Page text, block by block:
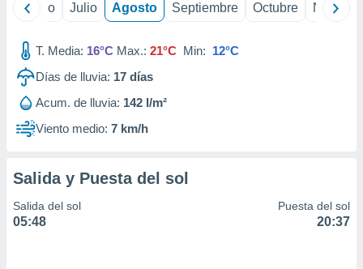
Junio Julio Agosto Septiembre Octubre
T. Media: 16°C Max.: 21°C Min: 12°C
Días de lluvia: 17 días
Acum. de lluvia: 142 l/m²
Viento medio: 7 km/h
Salida y Puesta del sol
Salida del sol
05:48
Puesta del sol
20:37